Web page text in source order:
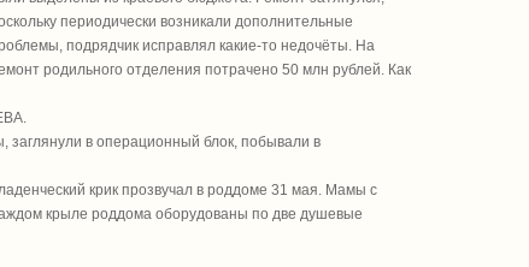
периодически возникали дополнительные
подрядчик исправлял какие-то недочёты. На
родильного отделения потрачено 50 млн рублей. Как
в операционный блок, побывали в
крик прозвучал в роддоме 31 мая. Мамы с
крыле роддома оборудованы по две душевые